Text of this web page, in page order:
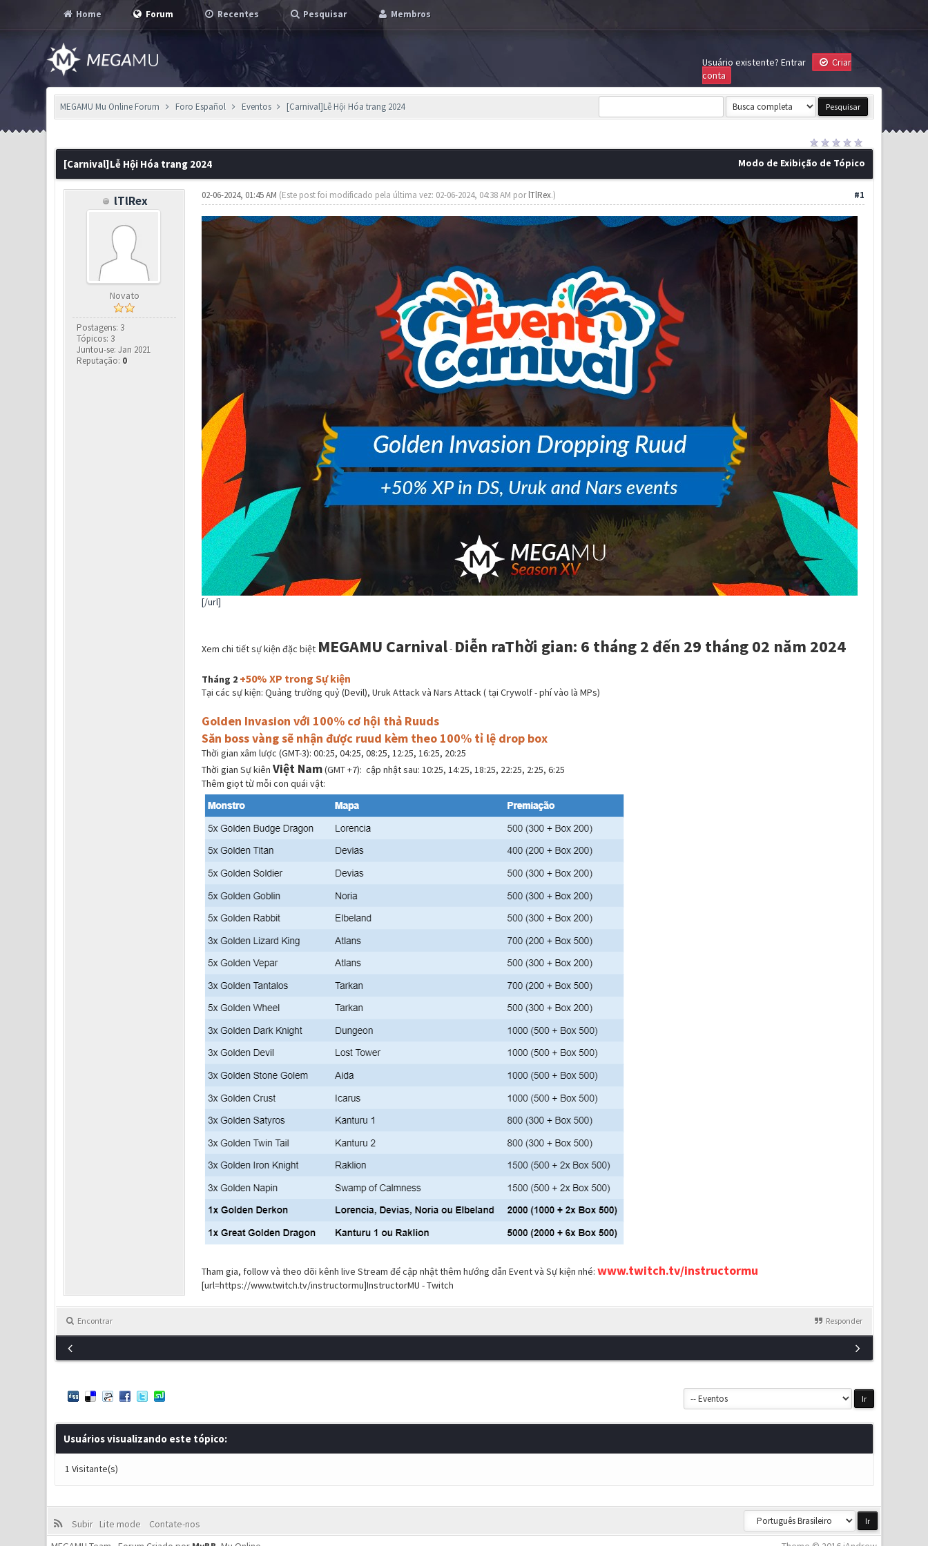
Home Forum Recentes Pesquisar Membros
Usuário existente? Entrar
Criar
conta
MEGAMU Mu Online Forum Foro Español Eventos [Carnival]Lễ Hội Hóa trang 2024
Modo de Exibição de Tópico
[Carnival]Lễ Hội Hóa trang 2024
lTlRex
Novato
Postagens: 3
Tópicos: 3
Juntou-se: Jan 2021
Reputação: 0
#1
02-06-2024, 01:45 AM (Este post foi modificado pela última vez: 02-06-2024, 04:38 AM porlTlRex.)
[/url]
Xem chi tiết sự kiện đặc biệt MEGAMU Carnival- Diễn raThời gian: 6 tháng 2 đến 29 tháng 02 năm 2024
Tháng 2 +50% XP trong Sự kiện
Tại các sự kiện: Quảng trường quỷ (Devil), Uruk Attack và Nars Attack ( tại Crywolf - phí vào là MPs)
Golden Invasion với 100% cơ hội thả Ruuds
Săn boss vàng sẽ nhận được ruud kèm theo 100% tỉ lệ drop box
Thời gian xâm lược (GMT-3): 00:25, 04:25, 08:25, 12:25, 16:25, 20:25
Thời gian Sự kiên Việt Nam(GMT +7): cập nhật sau: 10:25, 14:25, 18:25, 22:25, 2:25, 6:25
Thêm giọt từ mỗi con quái vật:
Tham gia, follow và theo dõi kênh live Stream để cập nhật thêm hướng dẫn Event và Sự kiện nhé: www.twitch.tv/instructormu
[url=https://www.twitch.tv/instructormu]InstructorMU - Twitch
Encontrar Responder
Usuários visualizando este tópico:
1 Visitante(s)
Subir Lite mode
Contate-nos